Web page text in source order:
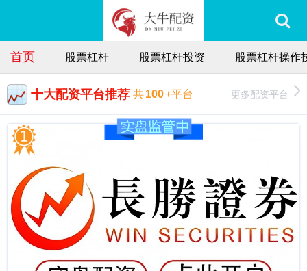
首页 股票杠杆 股票杠杆投资 股票杠杆操作
十大配资平台推荐 共100+平台 更多配资平台